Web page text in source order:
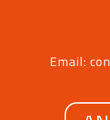
Email: